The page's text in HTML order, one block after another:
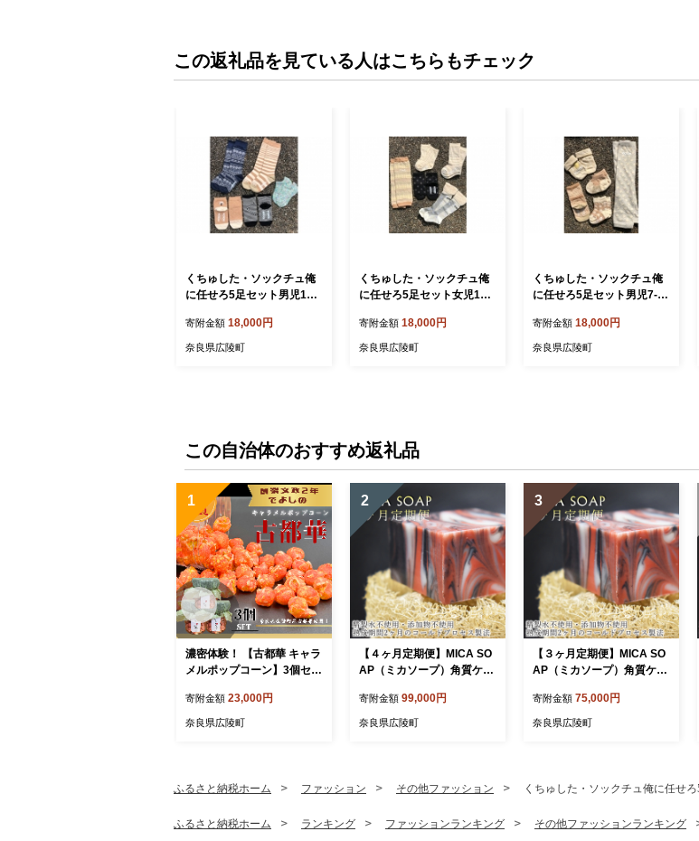
この返礼品を見ている人はこちらもチェック
くちゅした・ソックチュ俺
に任せろ5足セット男児13-1
寄附金額 18,000円
奈良県広陵町
くちゅした・ソックチュ俺
に任せろ5足セット女児10-1
寄附金額 18,000円
奈良県広陵町
くちゅした・ソックチュ俺
に任せろ5足セット男児7-9c
寄附金額 18,000円
奈良県広陵町
この自治体のおすすめ返礼品
1
濃密体験！ 【古都華 キャラ
メルポップコーン】3個セッ
イーツ お菓子 プレゼント
ギフト奈良県 広陵町
寄附金額 23,000円
奈良県広陵町
2
【４ヶ月定期便】MICA SO
AP（ミカソープ）角質ケア
寄附金額 99,000円
奈良県広陵町
3
【３ヶ月定期便】MICA SO
AP（ミカソープ）角質ケア
寄附金額 75,000円
奈良県広陵町
ふるさと納税ホーム ファッション その他ファッション くちゅした・ソックチュ俺に任せ
ふるさと納税ホーム ランキング ファッションランキング その他ファッションランキング